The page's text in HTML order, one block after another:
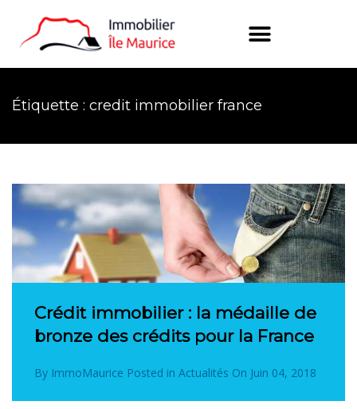
Étiquette : credit immobilier france
Crédit immobilier : la médaille de
bronze des crédits pour la France
By ImmoMaurice Posted in Actualités On Juin 04, 2018